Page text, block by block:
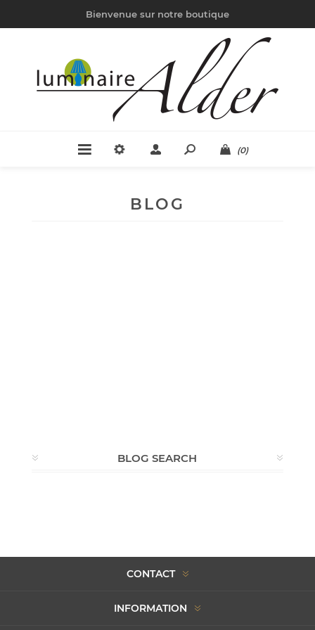
Bienvenue sur notre boutique
(0)
BLOG
BLOG SEARCH
CONTACT
INFORMATION